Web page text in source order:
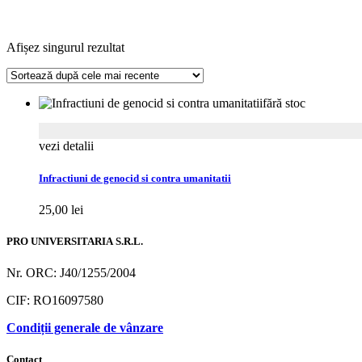
Afișez singurul rezultat
fără stoc
vezi detalii
Infractiuni de genocid si contra umanitatii
25,00 lei
PRO UNIVERSITARIA S.R.L.
Nr. ORC: J40/1255/2004
CIF: RO16097580
Condiții generale de vânzare